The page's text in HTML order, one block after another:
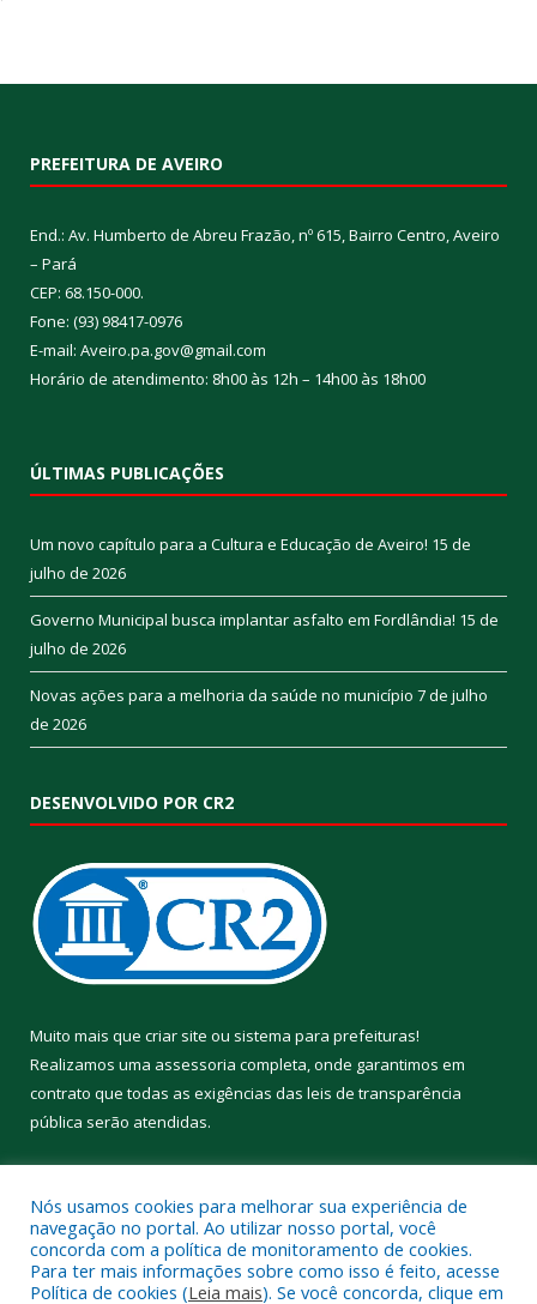
PREFEITURA DE AVEIRO
End.: Av. Humberto de Abreu Frazão, nº 615, Bairro Centro, Aveiro
– Pará
CEP: 68.150-000.
Fone: (93) 98417-0976
E-mail: Aveiro.pa.gov@gmail.com
Horário de atendimento: 8h00 às 12h – 14h00 às 18h00
ÚLTIMAS PUBLICAÇÕES
Um novo capítulo para a Cultura e Educação de Aveiro! 15 de
julho de 2026
Governo Municipal busca implantar asfalto em Fordlândia! 15 de
julho de 2026
Novas ações para a melhoria da saúde no município 7 de julho
de 2026
DESENVOLVIDO POR CR2
Muito mais que criar site ou sistema para prefeituras!
Realizamos uma assessoria completa, onde garantimos em
contrato que todas as exigências das leis de transparência
pública serão atendidas.
Nós usamos cookies para melhorar sua experiência de
navegação no portal. Ao utilizar nosso portal, você
concorda com a política de monitoramento de cookies.
Para ter mais informações sobre como isso é feito, acesse
Política de cookies (Leia mais). Se você concorda, clique em